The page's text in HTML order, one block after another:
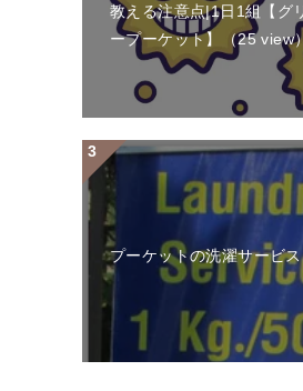
教える注意点|1日1組【グ
ープーケット】
（25 view）
プーケットの洗濯サービス